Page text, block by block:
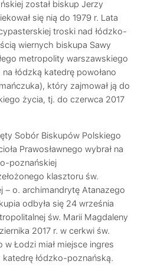
został biskup Jerzy
się nią do 1979 r. Lata
troski nad łódzko-
wiernych biskupa Sawy
metropolity warszawskiego
na łódzką katedrę powołano
który zajmował ją do
życia, tj. do czerwca 2017
Sobór Biskupów Polskiego
Prawosławnego wybrał na
poznańskiej
klasztoru św.
– o. archimandrytę Atanazego
odbyła się 24 września
św. Marii Magdaleny
2017 r. w cerkwi św.
Łodzi miał miejsce ingres
łódzko-poznańską.